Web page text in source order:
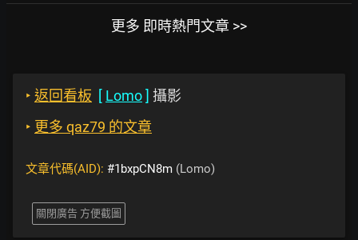
更多 即時熱門文章 >>
‣ 返回看板 [ Lomo] 攝影
‣ 更多 qaz79 的文章
文章代碼(AID): #1bxpCN8m (Lomo)
關閉廣告 方便截圖